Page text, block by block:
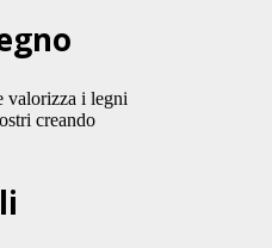
valorizza i legni
creando